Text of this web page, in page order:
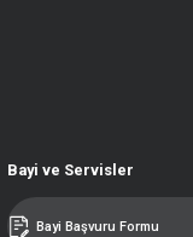
Bayi ve Servisler
Bayi Başvuru Formu